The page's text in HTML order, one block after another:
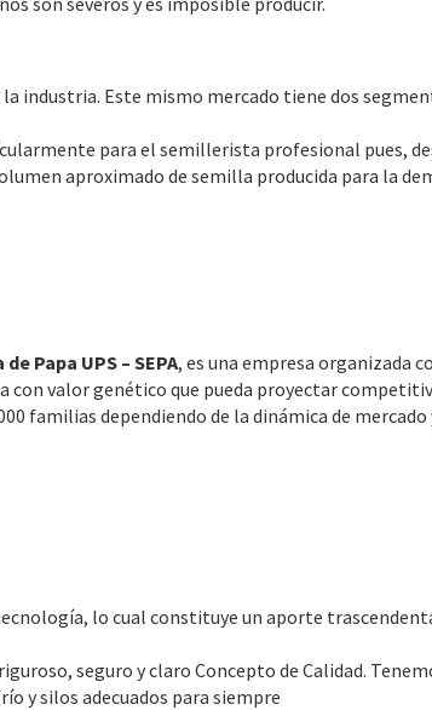
industria. Este mismo mercado tiene dos
para el semillerista profesional pues,
aproximado de semilla producida para la
Papa UPS – SEPA, es una empresa organizada
con valor genético que pueda proyectar
familias dependiendo de la dinámica de
lo cual constituye un aporte
seguro y claro Concepto de Calidad.
y silos adecuados para siempre